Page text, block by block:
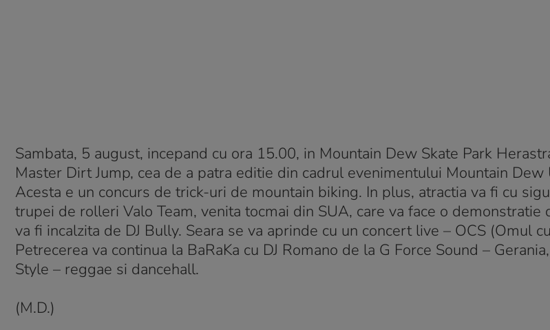
Sambata, 5 august, incepand cu ora 15.00, in Mountain Dew Skate Park
Master Dirt Jump, cea de a patra editie din cadrul evenimentului Mountain Dew
Acesta e un concurs de trick-uri de mountain biking. In plus, atractia va fi cu
trupei de rolleri Valo Team, venita tocmai din SUA, care va face o demonstratie
va fi incalzita de DJ Bully. Seara se va aprinde cu un concert live – OCS (Omul
Petrecerea va continua la BaRaKa cu DJ Romano de la G Force Sound –
Style – reggae si dancehall.
(M.D.)